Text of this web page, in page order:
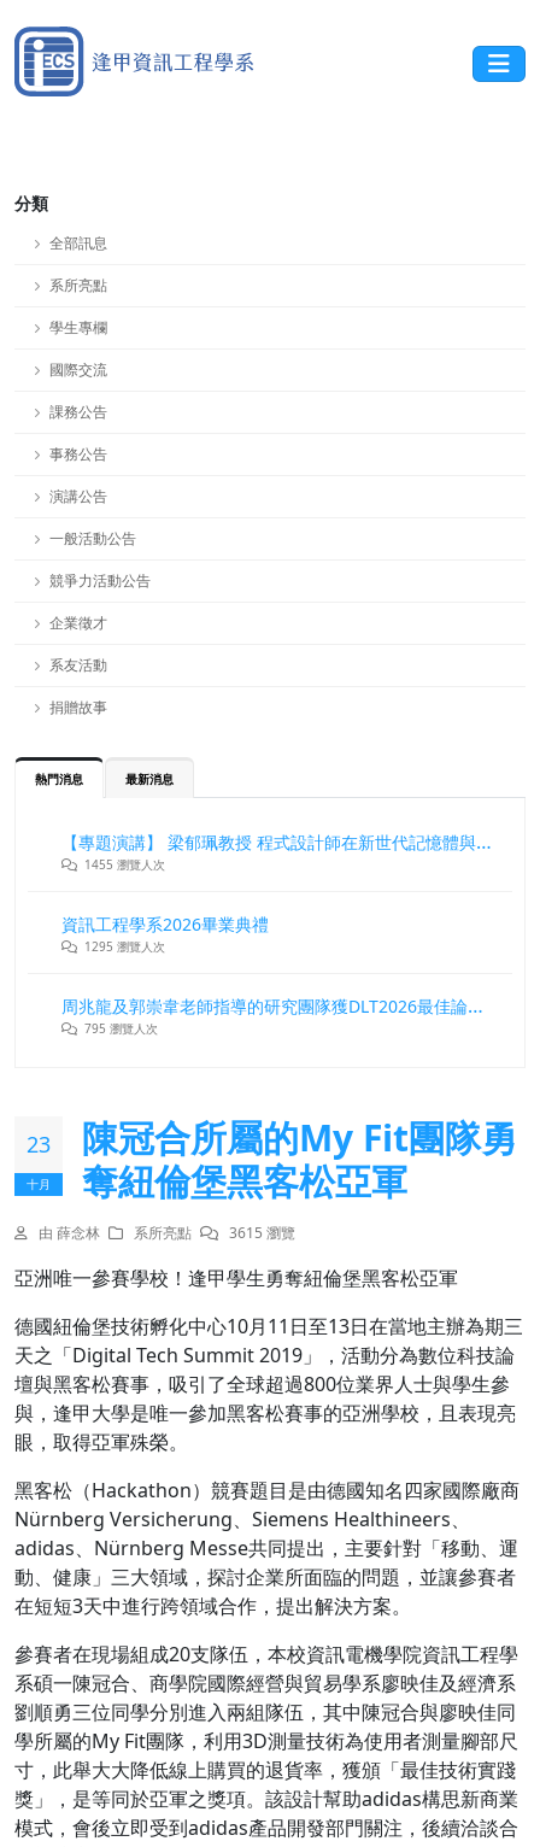
分類
全部訊息
系所亮點
學生專欄
國際交流
課務公告
事務公告
演講公告
一般活動公告
競爭力活動公告
企業徵才
系友活動
捐贈故事
熱門消息 最新消息
【專題演講】 梁郁珮教授 程式設計師在新世代記憶體與儲存系統中的角色與挑戰
1455 瀏覽人次
資訊工程學系2026畢業典禮
1295 瀏覽人次
周兆龍及郭崇韋老師指導的研究團隊獲DLT2026最佳論文獎
795 瀏覽人次
23
十月
陳冠合所屬的My Fit團隊勇
奪紐倫堡黑客松亞軍
由 薛念林 系所亮點 3615 瀏覽
亞洲唯一參賽學校！逢甲學生勇奪紐倫堡黑客松亞軍
德國紐倫堡技術孵化中心10月11日至13日在當地主辦為期三
天之「Digital Tech Summit 2019」，活動分為數位科技論
壇與黑客松賽事，吸引了全球超過800位業界人士與學生參
與，逢甲大學是唯一參加黑客松賽事的亞洲學校，且表現亮
眼，取得亞軍殊榮。
黑客松（Hackathon）競賽題目是由德國知名四家國際廠商
Nürnberg Versicherung、Siemens Healthineers、
adidas、Nürnberg Messe共同提出，主要針對「移動、運
動、健康」三大領域，探討企業所面臨的問題，並讓參賽者
在短短3天中進行跨領域合作，提出解決方案。
參賽者在現場組成20支隊伍，本校資訊電機學院資訊工程學
系碩一陳冠合、商學院國際經營與貿易學系廖映佳及經濟系
劉順勇三位同學分別進入兩組隊伍，其中陳冠合與廖映佳同
學所屬的My Fit團隊，利用3D測量技術為使用者測量腳部尺
寸，此舉大大降低線上購買的退貨率，獲頒「最佳技術實踐
獎」，是等同於亞軍之獎項。該設計幫助adidas構思新商業
模式，會後立即受到adidas產品開發部門關注，後續洽談合